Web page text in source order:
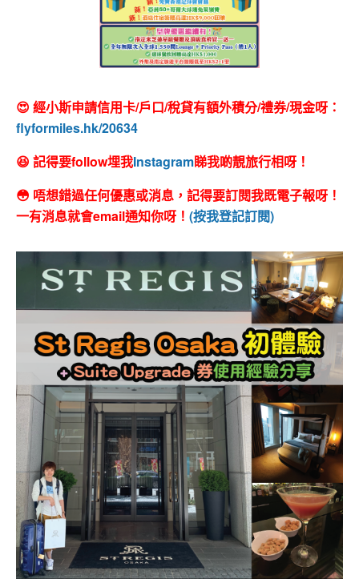
😍 經小斯申請信用卡/戶口/稅貸有額外積分/禮券/現金呀：
flyformiles.hk/20634
😆 記得要follow埋我Instagram睇我啲靚旅行相呀！
😳 唔想錯過任何優惠或消息，記得要訂閱我既電子報呀！
一有消息就會email通知你呀！ (按我登記訂閱)